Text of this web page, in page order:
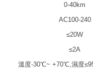
0-40km
AC100-240
≤20W
≤2A
溫度-30℃~ +70℃,濕度